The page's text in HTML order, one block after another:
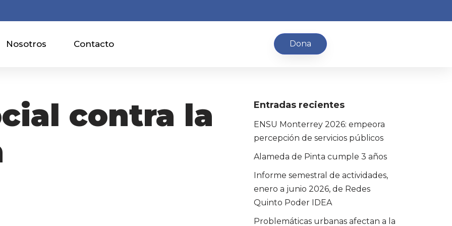
Nosotros Contacto Dona
contra la
Entradas recientes
ENSU Monterrey 2026: empeora
percepción de servicios públicos
Alameda de Pinta cumple 3 años
Informe semestral de actividades,
enero a junio 2026, de Redes
Quinto Poder IDEA
Problemáticas urbanas afectan a la